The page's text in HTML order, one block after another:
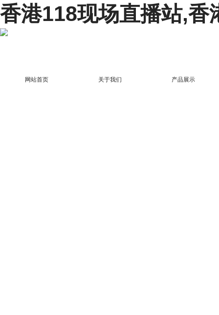
香港118现场直播站,香
网站首页 关于我们 产品展示